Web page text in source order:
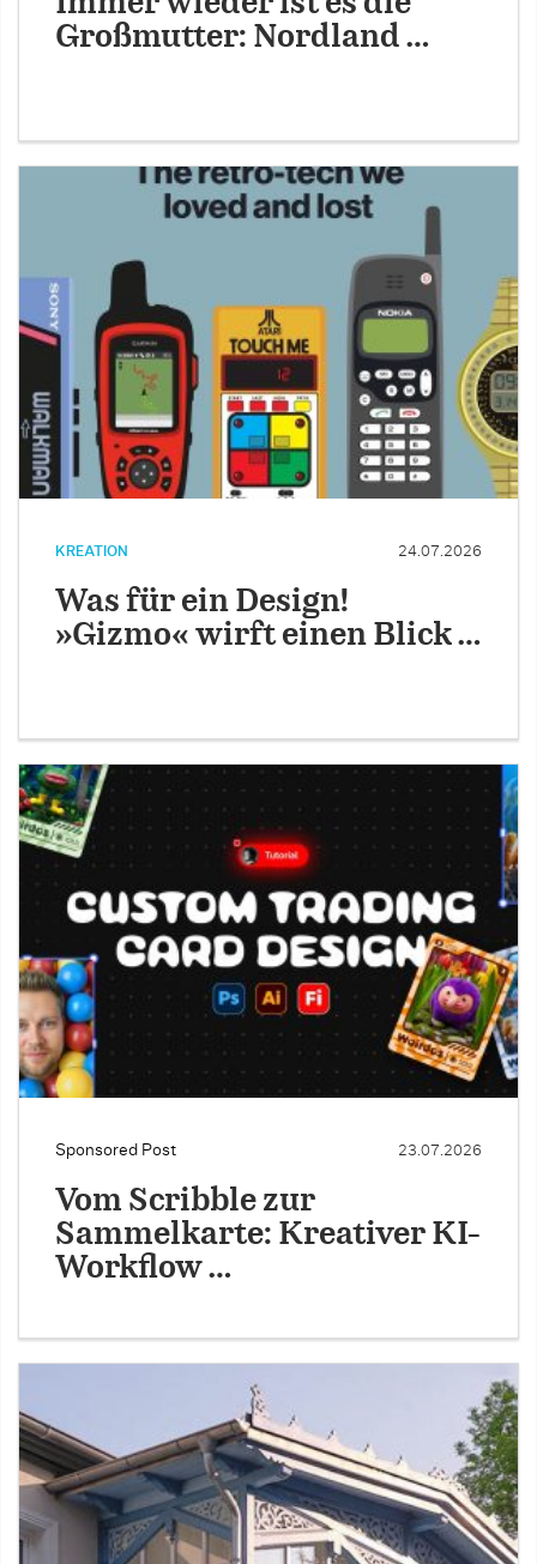
Großmutter: Nordland …
KREATION 24.07.2026
Was für ein Design!
»Gizmo« wirft einen Blick …
Sponsored Post 23.07.2026
Vom Scribble zur
Sammelkarte: Kreativer KI-
Workflow …